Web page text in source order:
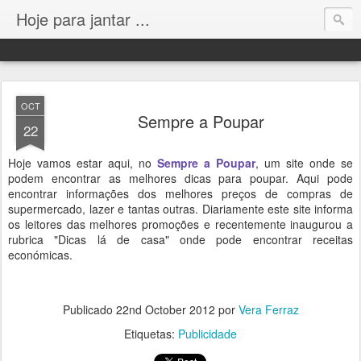
Hoje para jantar ...
OCT
22 Sempre a Poupar
Hoje vamos estar aqui, no Sempre a Poupar, um site onde se
podem encontrar as melhores dicas para poupar. Aqui pode
encontrar informações dos melhores preços de compras de
supermercado, lazer e tantas outras. Diariamente este site informa
os leitores das melhores promoções e recentemente inaugurou a
rubrica "Dicas lá de casa" onde pode encontrar receitas
económicas.
Publicado 22nd October 2012 por Vera Ferraz
Etiquetas: Publicidade